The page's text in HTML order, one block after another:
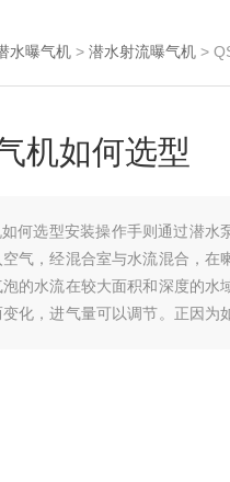
水曝气机 > 潜水射流曝气机 >
机如何选型
何选型安装操作手则通过潜水
气，经混合室与水流混合，在
的水流在较大面积和深度的水
化，进气量可以调节。正因为